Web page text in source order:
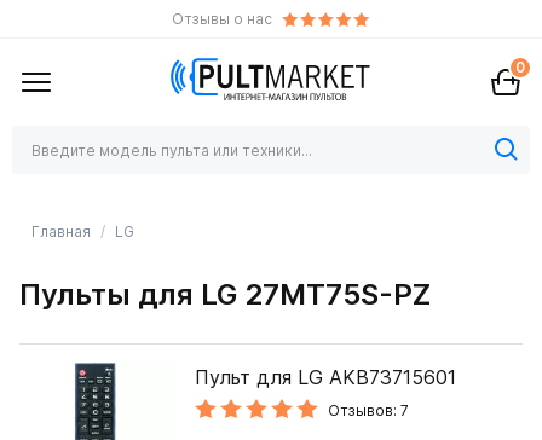
Отзывы о нас
0
Главная LG
Пульты для LG 27MT75S-PZ
Пульт для LG AKB73715601
Отзывов: 7